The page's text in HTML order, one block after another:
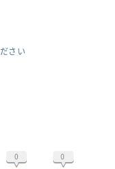
さい
0 0